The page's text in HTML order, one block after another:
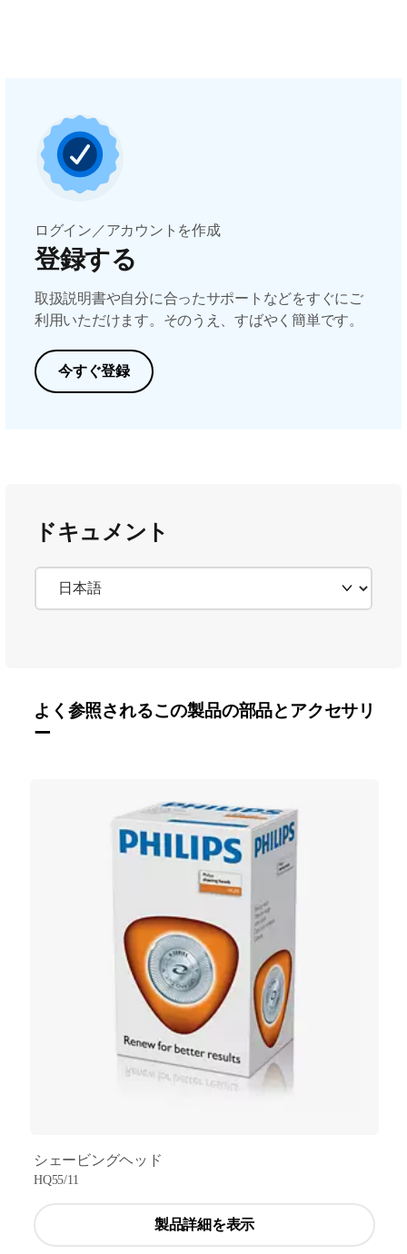
ログイン／アカウントを作成
登録する
取扱説明書や自分に合ったサポートなどをすぐにご
利用いただけます。そのうえ、すばやく簡単です。
今すぐ登録
ドキュメント
よく参照されるこの製品の部品とアクセサリ
ー
シェービングヘッド
HQ55/11
製品詳細を表示